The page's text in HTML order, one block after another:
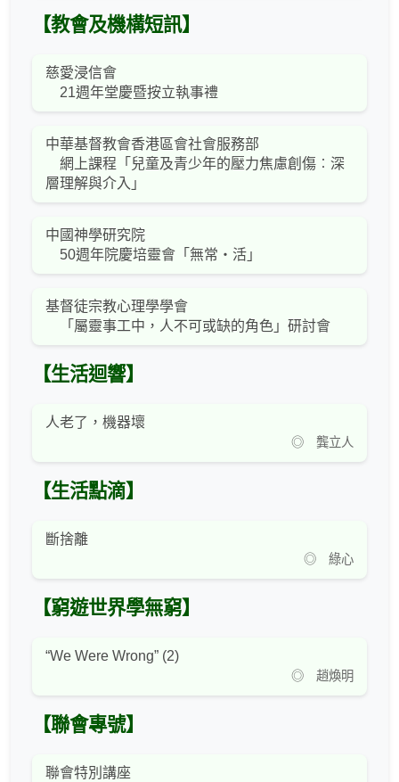
【教會及機構短訊】
慈愛浸信會
21週年堂慶暨按立執事禮
中華基督教會香港區會社會服務部
網上課程「兒童及青少年的壓力焦慮創傷︰深
層理解與介入」
中國神學研究院
50週年院慶培靈會「無常‧活」
基督徒宗教心理學學會
「屬靈事工中，人不可或缺的角色」研討會
【生活迴響】
人老了，機器壞
◎ 龔立人
【生活點滴】
斷捨離
◎ 綠心
【窮遊世界學無窮】
“We Were Wrong” (2)
◎ 趙煥明
【聯會專號】
聯會特別講座